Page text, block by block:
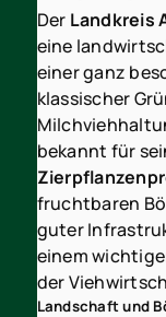
Der Landkreis
eine
einer ganz
klassischer
bekannt für
fruchtbaren
guter
einem
der
Landschaft und